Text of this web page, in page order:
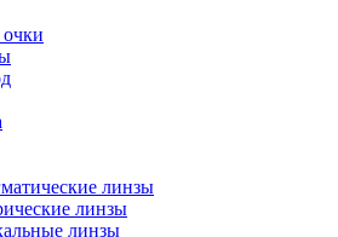
линзы
линзы
линзы